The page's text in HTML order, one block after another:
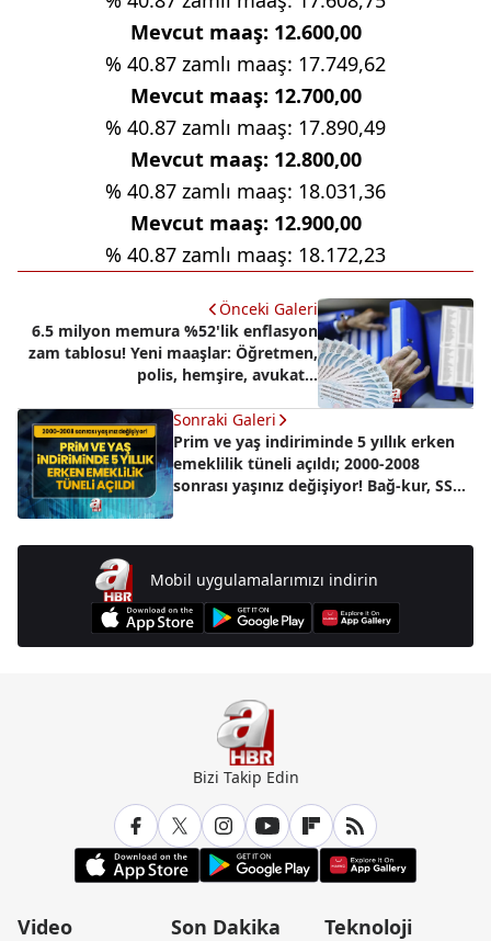
Mevcut maaş: 12.600,00
% 40.87 zamlı maaş: 17.749,62
Mevcut maaş: 12.700,00
% 40.87 zamlı maaş: 17.890,49
Mevcut maaş: 12.800,00
% 40.87 zamlı maaş: 18.031,36
Mevcut maaş: 12.900,00
% 40.87 zamlı maaş: 18.172,23
Önceki Galeri
6.5 milyon memura %52'lik enflasyon
zam tablosu! Yeni maaşlar: Öğretmen,
polis, hemşire, avukat...
Sonraki Galeri
Prim ve yaş indiriminde 5 yıllık erken
emeklilik tüneli açıldı; 2000-2008
sonrası yaşınız değişiyor! Bağ-kur, SSK
Mobil uygulamalarımızı indirin
Bizi Takip Edin
Video Son Dakika Teknoloji